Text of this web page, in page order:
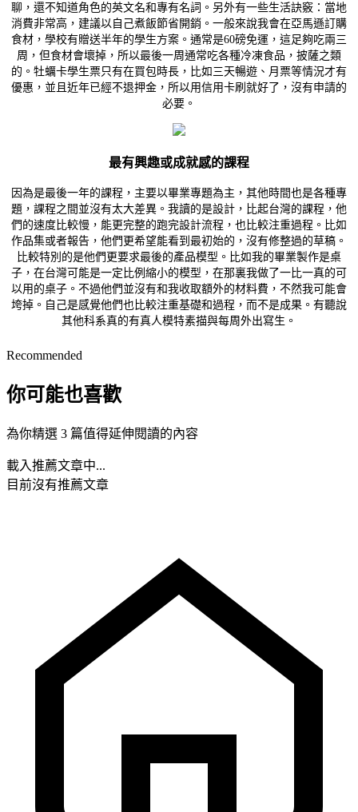
聊，還不知道角色的英文名和專有名詞。另外有一些生活訣竅：當地
消費非常高，建議以自己煮飯節省開銷。一般來說我會在亞馬遜訂購
食材，學校有贈送半年的學生方案。通常是60磅免運，這足夠吃兩三
周，但食材會壞掉，所以最後一周通常吃各種冷凍食品，披薩之類
的。牡蠣卡學生票只有在買包時長，比如三天暢遊、月票等情況才有
優惠，並且近年已經不退押金，所以用信用卡刷就好了，沒有申請的
必要。
最有興趣或成就感的課程
因為是最後一年的課程，主要以畢業專題為主，其他時間也是各種專
題，課程之間並沒有太大差異。我讀的是設計，比起台灣的課程，他
們的速度比較慢，能更完整的跑完設計流程，也比較注重過程。比如
作品集或者報告，他們更希望能看到最初始的，沒有修整過的草稿。
比較特別的是他們更要求最後的產品模型。比如我的畢業製作是桌
子，在台灣可能是一定比例縮小的模型，在那裏我做了一比一真的可
以用的桌子。不過他們並沒有和我收取額外的材料費，不然我可能會
垮掉。自己是感覺他們也比較注重基礎和過程，而不是成果。有聽說
其他科系真的有真人模特素描與每周外出寫生。
Recommended
你可能也喜歡
為你精選 3 篇值得延伸閱讀的內容
載入推薦文章中...
目前沒有推薦文章